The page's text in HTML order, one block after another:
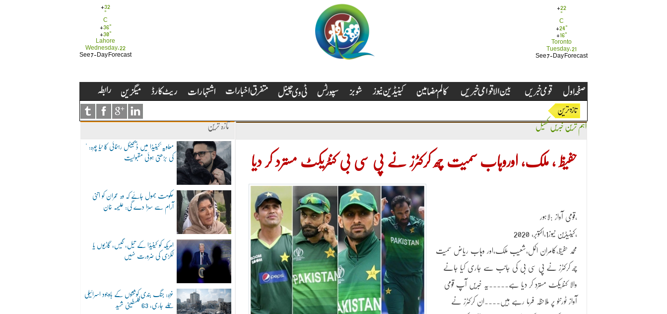
+22
°
C
+24°
+ 16°
Toronto
Tuesday, 21
See 7-Day Forecast
+32
°
C
+36°
+30°
Lahore
Wednesday, 22
See 7-Day Forecast
تازہ ترین
"معاویہ"کینیڈا میں ڈیجیٹل رہنمائی کا نیا چہرہ:
کی بڑھتی ہوئی مقبولیت
حکومت بھول جائے کہ وہ عمران کو اتنی
آرام سے سزا دے گی: علیمہ خان
امریکہ کو کینیڈا کے تیل، گیس، گاڑیوں یا
لکڑی کی ضرورت نہیں
غزہ: جنگ بندی کوششوں کے باوجود اسرائیلی
حملے جاری، 63 فلسطینی شہید
اہم ترین خبریں کھیل
حفیظ ، ملک، اوروہاب سمیت چھ کرکٹرز نے پی سی بی کنٹریکٹ مسترد کر دیا
قومی آواز :لاہور،
کینیڈین نیوز1،اکتوبر، 2020،
محمد حفیظ،کامران اکمل،شعیب ملک،اور وہاب ریاض سمیت
چھ کرکٹرز نے پی سی بی کی جانب سے جاری کیا جانے
والا کنٹریکٹ مسترد کر دیا ہے۔۔۔۔۔یہ خبریں آپ قومی
آواز ٹورنٹو پر ملاحظہ فرما رہے ہیں۔۔۔۔ان کرکٹرز نے